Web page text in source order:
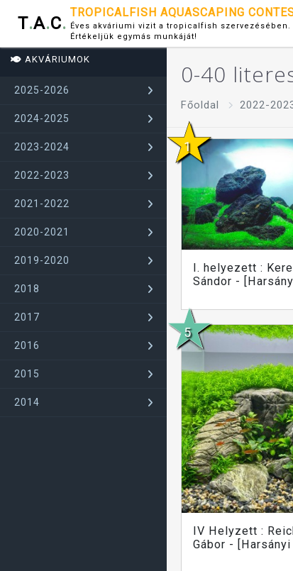
T.A.C.
TROPICALFISH AQUASCAPING
Éves akváriumi vizit a tropicalfish szervezésében.
Értékeljük egymás munkáját!
AKVÁRIUMOK
2025-2026
2024-2025
2023-2024
2022-2023
2021-2022
2020-2021
2019-2020
2018
2017
2016
2015
2014
0-40
Főoldal 2022-
I. helyezett :
Sándor -
IV Helyzett :
Gábor - [Harsányi